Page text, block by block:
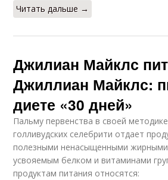
Читать дальше →
Джилиан Майклс
Джиллиан Майклс:
диете «30 дней»
Пальму первенства в своей
голливудских селебрити отдает
полезными ненасыщенными жирными
усвояемым белком и витаминами
продуктам питания относятся: